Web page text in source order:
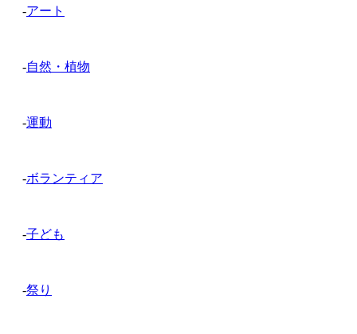
-アート
-自然・植物
-運動
-ボランティア
-子ども
-祭り